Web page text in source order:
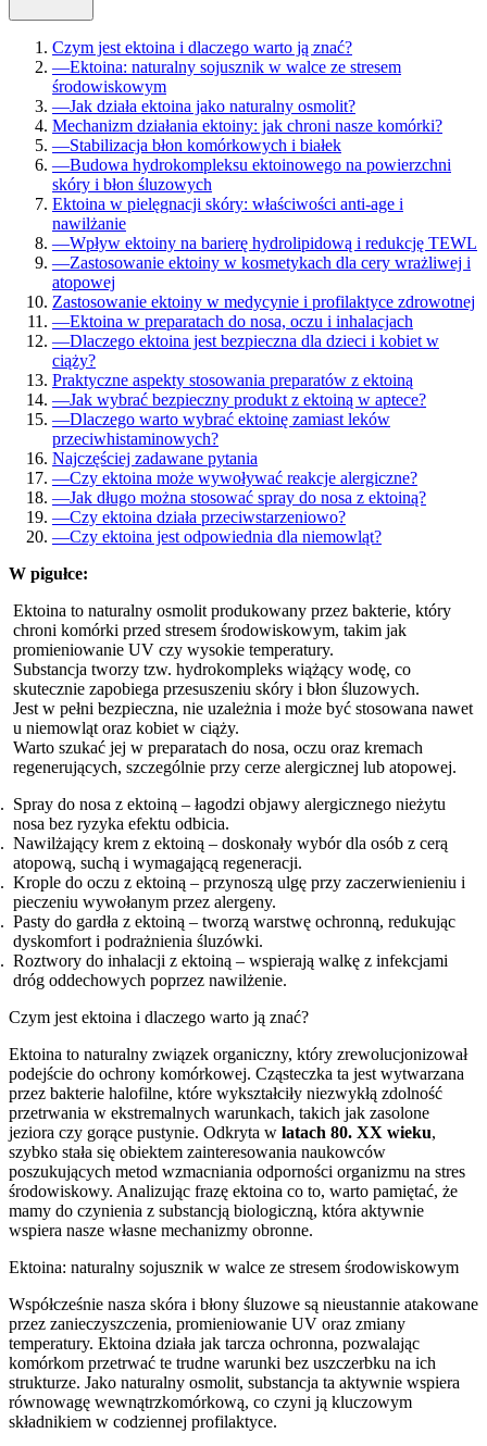
Czym jest ektoina i dlaczego warto ją znać?
—Ektoina: naturalny sojusznik w walce ze stresem
środowiskowym
—Jak działa ektoina jako naturalny osmolit?
Mechanizm działania ektoiny: jak chroni nasze komórki?
—Stabilizacja błon komórkowych i białek
—Budowa hydrokompleksu ektoinowego na powierzchni
skóry i błon śluzowych
Ektoina w pielęgnacji skóry: właściwości anti-age i
nawilżanie
—Wpływ ektoiny na barierę hydrolipidową i redukcję TEWL
—Zastosowanie ektoiny w kosmetykach dla cery wrażliwej i
atopowej
Zastosowanie ektoiny w medycynie i profilaktyce zdrowotnej
—Ektoina w preparatach do nosa, oczu i inhalacjach
—Dlaczego ektoina jest bezpieczna dla dzieci i kobiet w
ciąży?
Praktyczne aspekty stosowania preparatów z ektoiną
—Jak wybrać bezpieczny produkt z ektoiną w aptece?
—Dlaczego warto wybrać ektoinę zamiast leków
przeciwhistaminowych?
Najczęściej zadawane pytania
—Czy ektoina może wywoływać reakcje alergiczne?
—Jak długo można stosować spray do nosa z ektoiną?
—Czy ektoina działa przeciwstarzeniowo?
—Czy ektoina jest odpowiednia dla niemowląt?
W pigułce:
Ektoina to naturalny osmolit produkowany przez bakterie, który
chroni komórki przed stresem środowiskowym, takim jak
promieniowanie UV czy wysokie temperatury.
Substancja tworzy tzw. hydrokompleks wiążący wodę, co
skutecznie zapobiega przesuszeniu skóry i błon śluzowych.
Jest w pełni bezpieczna, nie uzależnia i może być stosowana nawet
u niemowląt oraz kobiet w ciąży.
Warto szukać jej w preparatach do nosa, oczu oraz kremach
regenerujących, szczególnie przy cerze alergicznej lub atopowej.
Spray do nosa z ektoiną – łagodzi objawy alergicznego nieżytu
nosa bez ryzyka efektu odbicia.
Nawilżający krem z ektoiną – doskonały wybór dla osób z cerą
atopową, suchą i wymagającą regeneracji.
Krople do oczu z ektoiną – przynoszą ulgę przy zaczerwienieniu i
pieczeniu wywołanym przez alergeny.
Pasty do gardła z ektoiną – tworzą warstwę ochronną, redukując
dyskomfort i podrażnienia śluzówki.
Roztwory do inhalacji z ektoiną – wspierają walkę z infekcjami
dróg oddechowych poprzez nawilżenie.
Czym jest ektoina i dlaczego warto ją znać?
Ektoina to naturalny związek organiczny, który zrewolucjonizował
podejście do ochrony komórkowej. Cząsteczka ta jest wytwarzana
przez bakterie halofilne, które wykształciły niezwykłą zdolność
przetrwania w ekstremalnych warunkach, takich jak zasolone
jeziora czy gorące pustynie. Odkryta w latach 80. XX wieku,
szybko stała się obiektem zainteresowania naukowców
poszukujących metod wzmacniania odporności organizmu na stres
środowiskowy. Analizując frazę ektoina co to, warto pamiętać, że
mamy do czynienia z substancją biologiczną, która aktywnie
wspiera nasze własne mechanizmy obronne.
Ektoina: naturalny sojusznik w walce ze stresem środowiskowym
Współcześnie nasza skóra i błony śluzowe są nieustannie atakowane
przez zanieczyszczenia, promieniowanie UV oraz zmiany
temperatury. Ektoina działa jak tarcza ochronna, pozwalając
komórkom przetrwać te trudne warunki bez uszczerbku na ich
strukturze. Jako naturalny osmolit, substancja ta aktywnie wspiera
równowagę wewnątrzkomórkową, co czyni ją kluczowym
składnikiem w codziennej profilaktyce.